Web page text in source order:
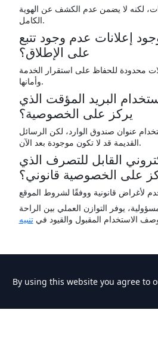
لكنه لا يضمن عدم الكشف عن الهوية
الكامل.
إعلانات عدم وجود تتبع
على الإطلاق؟
محدودة للحفاظ على استقرار الخدمة
وأمانها.
البريد المؤقت الذي
يركز على الخصوصية؟
عنوان صندوق الوارد، لكن الرسائل
القديمة قد لا تكون موجودة بعد الآن.
القابل للتصرف الذي
على الخصوصية قانوني؟
يوفر التوازن العملي بين الراحة
الاستخدام المقبول والقيود فيتنبيه
By using this website you agree to